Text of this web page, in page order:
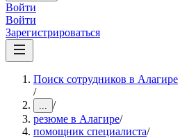
Войти
Войти
Зарегистрироваться
Поиск сотрудников в Алагире
/
... /
резюме в Алагире/
помощник специалиста/